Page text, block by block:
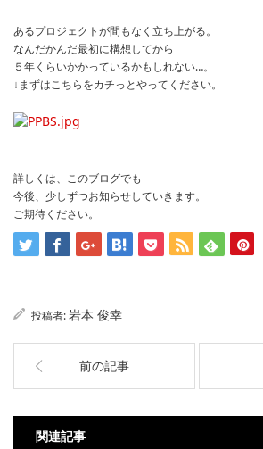
あるプロジェクトが間もなく立ち上がる。
なんだかんだ最初に構想してから
５年くらいかかっているかもしれない…。
↓まずはこちらをカチっとやってください。
詳しくは、このブログでも
今後、少しずつお知らせしていきます。
ご期待ください。
投稿者:岩本 俊幸
前の記事
関連記事